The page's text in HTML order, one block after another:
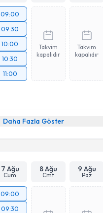
09:00
09:30
10:00
10:30
11:00
Takvim
kapalıdır
Takvim
kapalıdır
Daha Fazla Göster
7 Ağu
Cum
8 Ağu
Cmt
9 Ağu
Paz
09:00
09:30